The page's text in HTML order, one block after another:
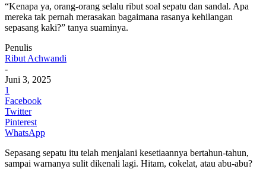
“Kenapa ya, orang-orang selalu ribut soal sepatu dan sandal. Apa
mereka tak pernah merasakan bagaimana rasanya kehilangan
sepasang kaki?” tanya suaminya.
Penulis
Ribut Achwandi
-
Juni 3, 2025
1
Facebook
Twitter
Pinterest
WhatsApp
Sepasang sepatu itu telah menjalani kesetiaannya bertahun-tahun,
sampai warnanya sulit dikenali lagi. Hitam, cokelat, atau abu-abu?